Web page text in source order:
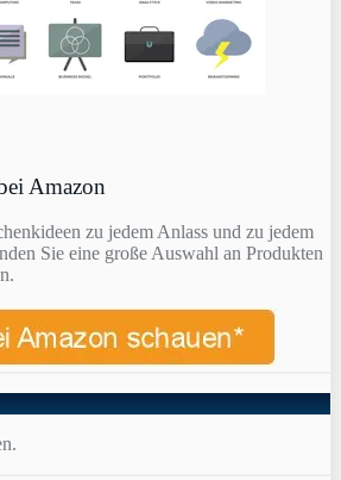
Amazon
zu jedem Anlass und zu jedem
Sie eine große Auswahl an Produkten